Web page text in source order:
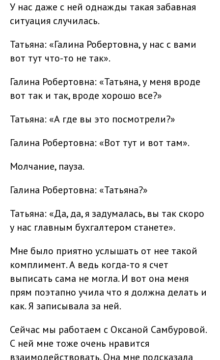
У нас даже с ней однажды такая забавная
ситуация случилась.
Татьяна: «Галина Робертовна, у нас с вами
вот тут что-то не так».
Галина Робертовна: «Татьяна, у меня вроде
вот так и так, вроде хорошо все?»
Татьяна: «А где вы это посмотрели?»
Галина Робертовна: «Вот тут и вот там».
Молчание, пауза.
Галина Робертовна: «Татьяна?»
Татьяна: «Да, да, я задумалась, вы так скоро
у нас главным бухгалтером станете».
Мне было приятно услышать от нее такой
комплимент. А ведь когда-то я счет
выписать сама не могла. И вот она меня
прям поэтапно учила что я должна делать и
как. Я записывала за ней.
Сейчас мы работаем с Оксаной Самбуровой.
С ней мне тоже очень нравится
взаимодействовать. Она мне подсказала